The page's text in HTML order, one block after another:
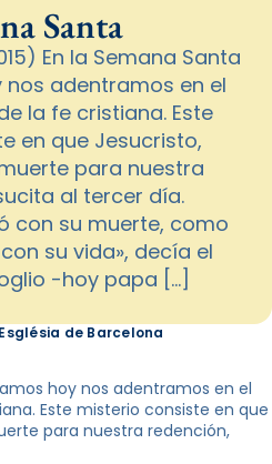
Santa
En la Semana Santa
adentramos en el
la fe cristiana. Este
en que Jesucristo,
para nuestra
al tercer día.
con su muerte, como
su vida», decía el
-hoy papa […]
Església de Barcelona
hoy nos adentramos en el
Este misterio consiste en que
para nuestra redención,